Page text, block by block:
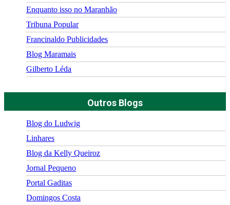
Enquanto isso no Maranhão
Tribuna Popular
Francinaldo Publicidades
Blog Maramais
Gilberto Léda
Outros Blogs
Blog do Ludwig
Linhares
Blog da Kelly Queiroz
Jornal Pequeno
Portal Gaditas
Domingos Costa